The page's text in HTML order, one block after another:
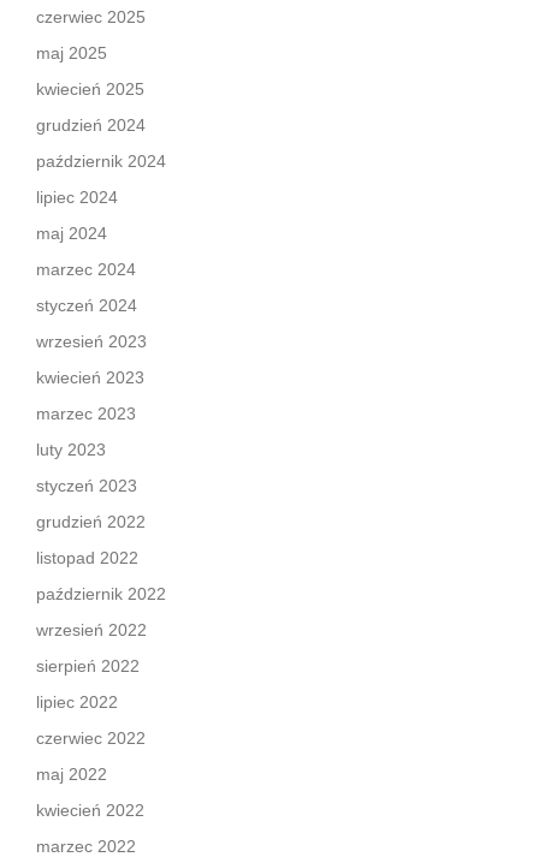
czerwiec 2025
maj 2025
kwiecień 2025
grudzień 2024
październik 2024
lipiec 2024
maj 2024
marzec 2024
styczeń 2024
wrzesień 2023
kwiecień 2023
marzec 2023
luty 2023
styczeń 2023
grudzień 2022
listopad 2022
październik 2022
wrzesień 2022
sierpień 2022
lipiec 2022
czerwiec 2022
maj 2022
kwiecień 2022
marzec 2022